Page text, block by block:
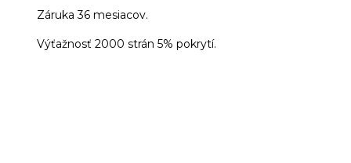
Záruka 36 mesiacov.
Výťažnosť 2000 strán 5% pokrytí.